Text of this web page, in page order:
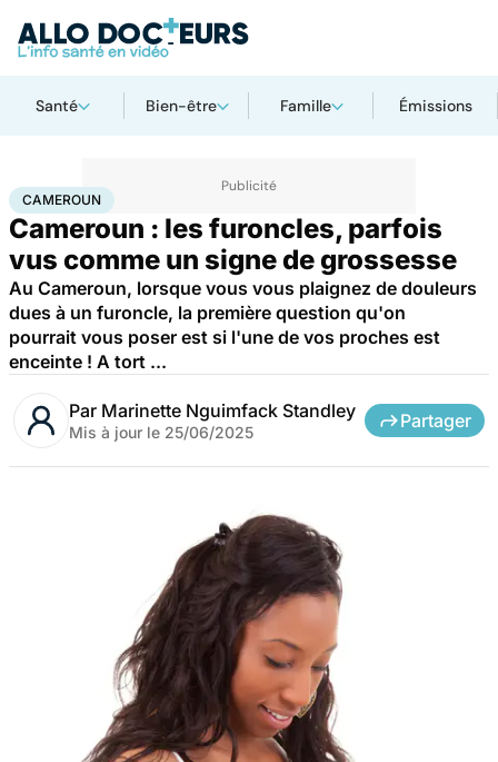
Santé Bien-être Famille Émissions
AccueilSanté Cameroun
CAMEROUN
Cameroun : les furoncles, parfois
vus comme un signe de grossesse
Au Cameroun, lorsque vous vous plaignez de douleurs
dues à un furoncle, la première question qu'on
pourrait vous poser est si l'une de vos proches est
enceinte ! A tort ...
Par Marinette Nguimfack Standley
Mis à jour le 25/06/2025
Partager